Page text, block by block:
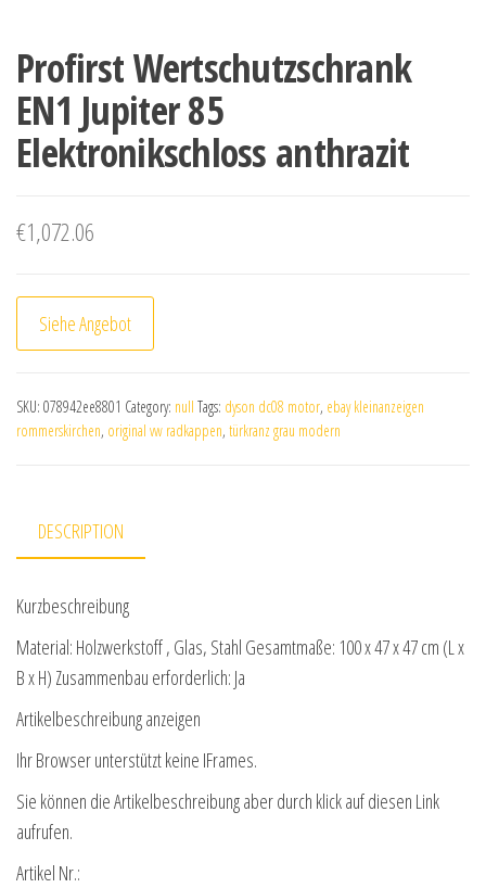
Profirst Wertschutzschrank
EN1 Jupiter 85
Elektronikschloss anthrazit
€1,072.06
Siehe Angebot
SKU: 078942ee8801 Category: null Tags: dyson dc08 motor, ebay kleinanzeigen
rommerskirchen, original vw radkappen, türkranz grau modern
DESCRIPTION
Kurzbeschreibung
Material: Holzwerkstoff , Glas, Stahl Gesamtmaße: 100 x 47 x 47 cm (L x
B x H) Zusammenbau erforderlich: Ja
Artikelbeschreibung anzeigen
Ihr Browser unterstützt keine IFrames.
Sie können die Artikelbeschreibung aber durch klick auf diesen Link
aufrufen.
Artikel Nr.: